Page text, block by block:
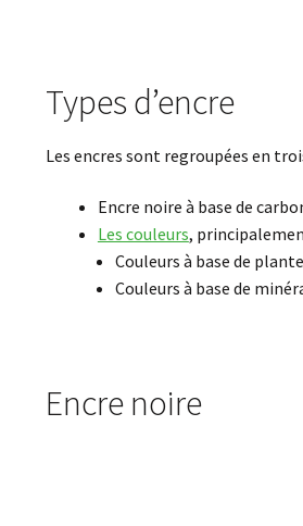
Types d’encre
Les encres sont regroupées en
Encre noire à base de
Les couleurs,
Couleurs à base de
Couleurs à base de
Encre noire